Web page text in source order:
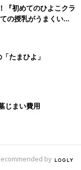
ハイ、と相槌を打つ
んと続くのであっ
ちょっと優雅な日
なさいたまひよ。
日記 第２話 恐
らゆら
だ…！31歳で婚活デ
常をお届け！第２
てゆらゆら
『初めてのひよこクラ
の授乳がうまくい
夏のトラブル 解決テ
たまひよ」
じまい費用
by